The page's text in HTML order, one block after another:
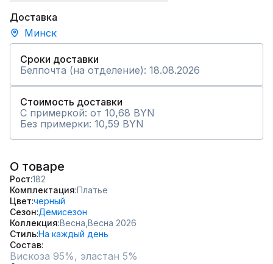
Доставка
Минск
Сроки доставки
Белпочта (на отделение): 18.08.2026
Стоимость доставки
С примеркой: от 10,68 BYN
Без примерки: 10,59 BYN
О товаре
Рост 182
Комплектация Платье
Цвет черный
Сезон Демисезон
Коллекция Весна, Весна 2026
СтильНа каждый день
Состав